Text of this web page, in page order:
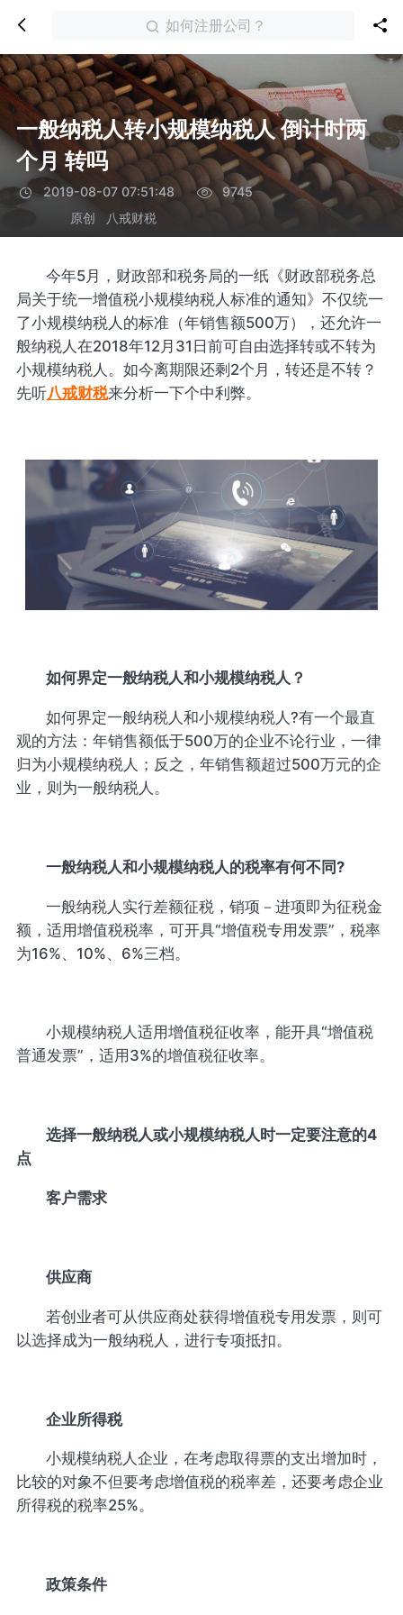
如何注册公司？
一般纳税人转小规模纳税人 倒计时两
个月 转吗
2019-08-07 07:51:48
9745
原创
八戒财税
今年5月，财政部和税务局的一纸《财政部税务总
局关于统一增值税小规模纳税人标准的通知》不仅统一
了小规模纳税人的标准（年销售额500万），还允许一
般纳税人在2018年12月31日前可自由选择转或不转为
小规模纳税人。如今离期限还剩2个月，转还是不转？
先听八戒财税来分析一下个中利弊。
如何界定一般纳税人和小规模纳税人 ？
如何界定一般纳税人和小规模纳税人?有一个最直
观的方法：年销售额低于500万的企业不论行业，一律
归为小规模纳税人；反之，年销售额超过500万元的企
业，则为一般纳税人。
一般纳税人和小规模纳税人的税率有何不同?
一般纳税人实行差额征税，销项－进项即为征税金
额，适用增值税税率，可开具“增值税专用发票”，税率
为16%、10%、6%三档。
小规模纳税人适用增值税征收率，能开具“增值税
普通发票”，适用3%的增值税征收率。
选择一般纳税人或小规模纳税人时一定要注意的4
点
客户需求
供应商
若创业者可从供应商处获得增值税专用发票，则可
以选择成为一般纳税人，进行专项抵扣。
企业所得税
小规模纳税人企业，在考虑取得票的支出增加时，
比较的对象不但要考虑增值税的税率差，还要考虑企业
所得税的税率25%。
政策条件